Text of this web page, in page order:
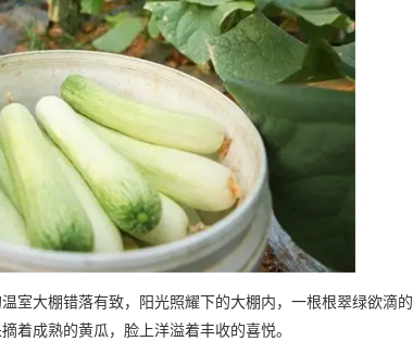
室大棚错落有致，阳光照耀下的大棚内，一根根翠绿欲滴的
着成熟的黄瓜，脸上洋溢着丰收的喜悦。